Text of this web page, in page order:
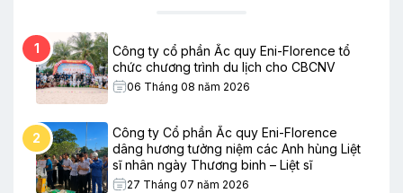
1
Công ty cổ phần Ắc quy Eni-Florence tổ
chức chương trình du lịch cho CBCNV
06 Tháng 08 năm 2026
2
Công ty Cổ phần Ắc quy Eni-Florence
dâng hương tưởng niệm các Anh hùng Liệt
sĩ nhân ngày Thương binh – Liệt sĩ
27 Tháng 07 năm 2026